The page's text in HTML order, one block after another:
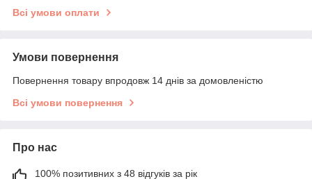
Всі умови оплати
Умови повернення
Повернення товару впродовж 14 днів за домовленістю
Всі умови повернення
Про нас
100% позитивних з 48 відгуків за рік